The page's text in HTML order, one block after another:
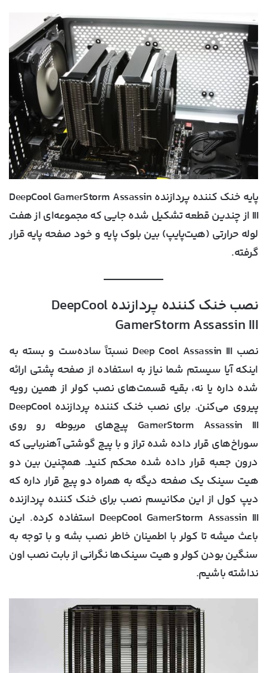
پایه خنک کننده پردازنده DeepCool GamerStorm Assassin
III از چندین قطعه تشکیل شده جایی که مجموعه‎‌ای از هفت
لوله حرارتی (هیت‌پایپ) بین بلوک پایه و خود صفحه پایه قرار
گرفته.
نصب خنک کننده پردازنده DeepCool
GamerStorm Assassin III
نصب Deep Cool Assassin III نسبتاً ساده‌ست و بسته به
اینکه آیا سیستم شما نیاز به استفاده از صفحه پشتی ارائه
شده داره یا نه، بقیه قسمت‌های نصب کولر از همین رویه
پیروی می‌کنن. برای نصب خنک کننده پردازنده DeepCool
GamerStorm Assassin III پیچ‌های مربوطه رو روی
سوراخ‌های قرار داده شده تراز و با پیچ گوشتی آهنربایی که
درون جعبه قرار داده شده محکم کنید. همچنین بین دو
هیت سینک یک صفحه دیگه به همراه دو پیچ قرار داره که
دیپ کول از این مکانیسم نصب برای خنک کننده پردازنده
DeepCool GamerStorm Assassin III استفاده کرده. این
باعث میشه تا کولر با اطمینان خاطر نصب بشه و با توجه به
سنگین بودن کولر و هیت سینک‌ها نگرانی از بابت نصب اون
نداشته باشیم.